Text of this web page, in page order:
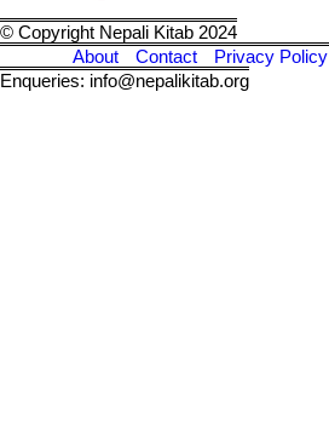
© Copyright Nepali Kitab 2024
About
Contact Privacy Policy
Enqueries: info@nepalikitab.org